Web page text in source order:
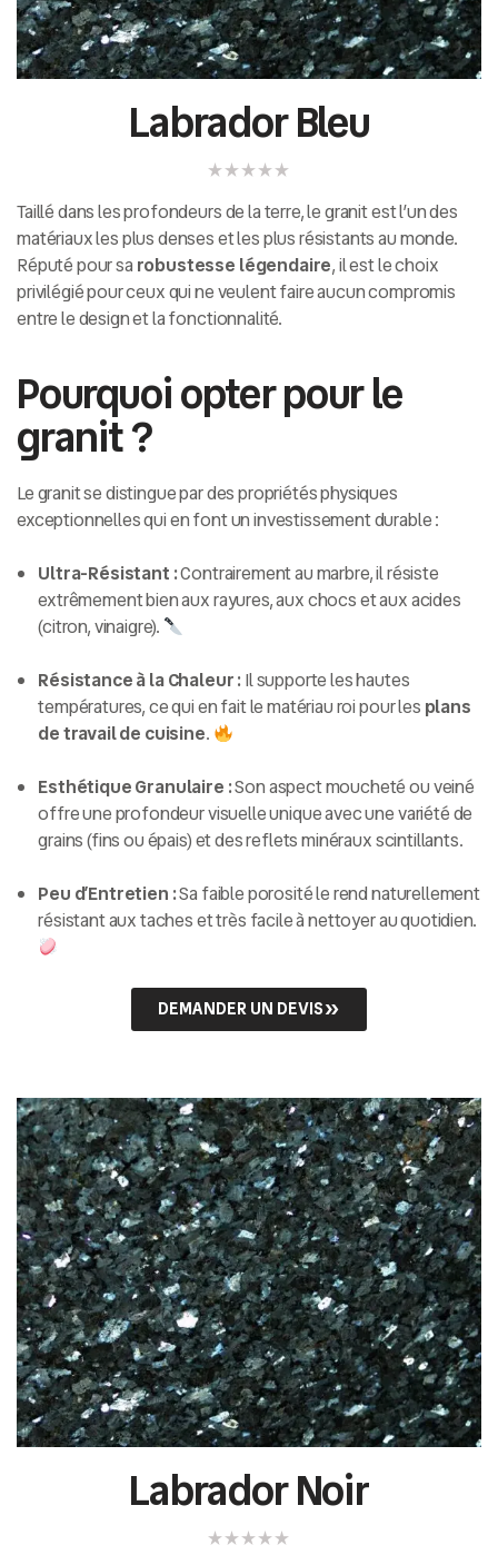
Labrador Bleu
Taillé dans les profondeurs de la terre, le granit est l’un des
matériaux les plus denses et les plus résistants au monde.
Réputé pour sa robustesse légendaire, il est le choix
privilégié pour ceux qui ne veulent faire aucun compromis
entre le design et la fonctionnalité.
Pourquoi opter pour le
granit ?
Le granit se distingue par des propriétés physiques
exceptionnelles qui en font un investissement durable :
Ultra-Résistant :Contrairement au marbre, il résiste
extrêmement bien aux rayures, aux chocs et aux acides
(citron, vinaigre).
Résistance à la Chaleur :Il supporte les hautes
températures, ce qui en fait le matériau roi pour les plans
de travail de cuisine.
Esthétique Granulaire :Son aspect moucheté ou veiné
offre une profondeur visuelle unique avec une variété de
grains (fins ou épais) et des reflets minéraux scintillants.
Peu d’Entretien :Sa faible porosité le rend naturellement
résistant aux taches et très facile à nettoyer au quotidien.
DEMANDER UN DEVIS
Labrador Noir